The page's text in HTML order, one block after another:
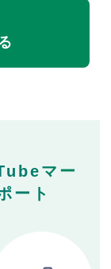
マー
ート